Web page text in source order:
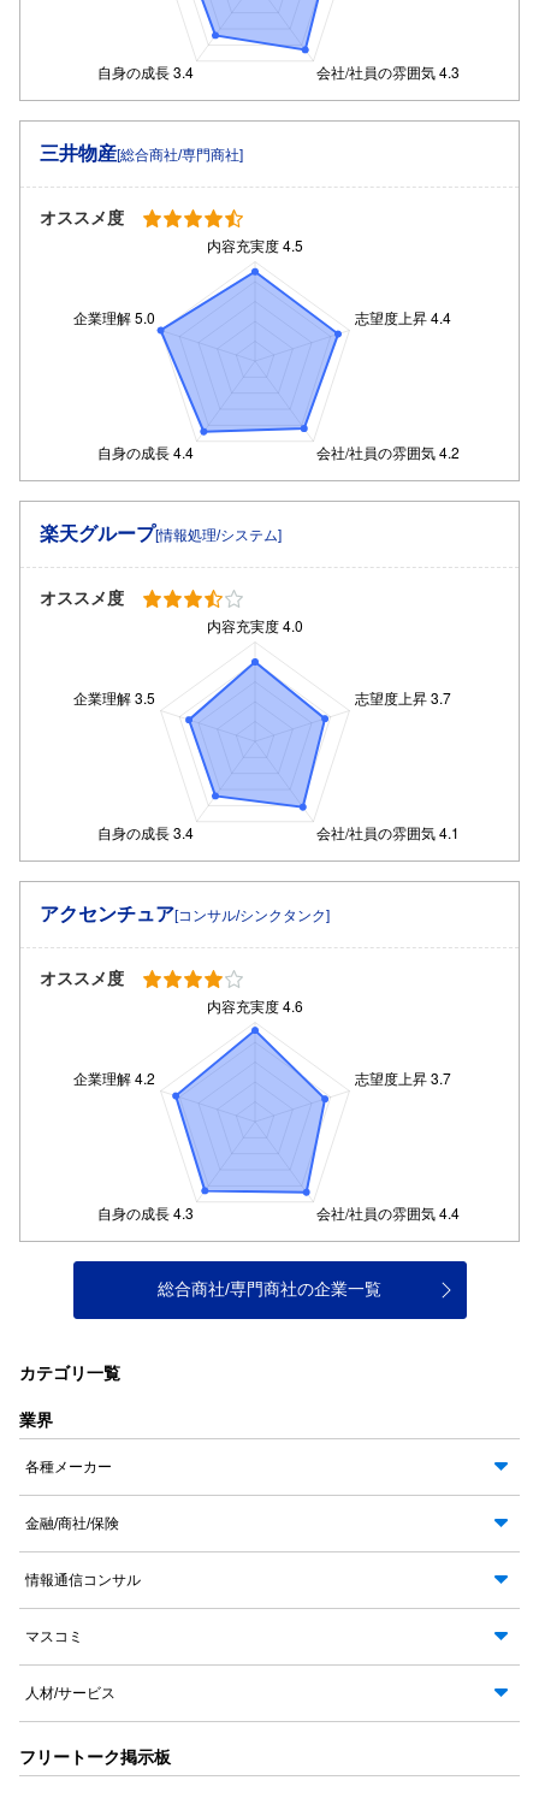
三井物産[総合商社/専門商社]
オススメ度
楽天グループ[情報処理/システム]
オススメ度
アクセンチュア[コンサル/シンクタンク]
オススメ度
総合商社/専門商社の企業一覧
カテゴリ一覧
業界
各種メーカー
金融/商社/保険
情報通信コンサル
マスコミ
人材/サービス
フリートーク掲示板